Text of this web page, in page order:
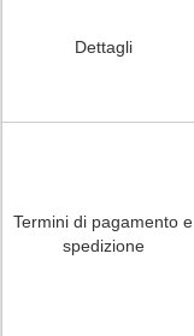
Dettagli
Termini di pagamento e
spedizione